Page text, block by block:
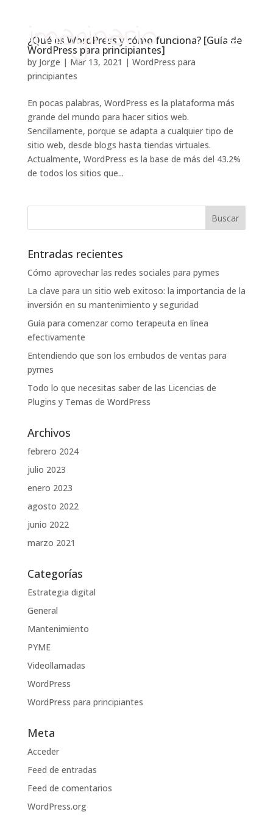
¿Qué es WordPress y cómo funciona? [Guía de
WordPress para principiantes]
by Jorge | Mar 13, 2021 | WordPress para
principiantes
En pocas palabras, WordPress es la plataforma más
grande del mundo para hacer sitios web.
Sencillamente, porque se adapta a cualquier tipo de
sitio web, desde blogs hasta tiendas virtuales.
Actualmente, WordPress es la base de más del 43.2%
de todos los sitios que...
Entradas recientes
Cómo aprovechar las redes sociales para pymes
La clave para un sitio web exitoso: la importancia de la
inversión en su mantenimiento y seguridad
Guía para comenzar como terapeuta en línea
efectivamente
Entendiendo que son los embudos de ventas para
pymes
Todo lo que necesitas saber de las Licencias de
Plugins y Temas de WordPress
Archivos
febrero 2024
julio 2023
enero 2023
agosto 2022
junio 2022
marzo 2021
Categorías
Estrategia digital
General
Mantenimiento
PYME
Videollamadas
WordPress
WordPress para principiantes
Meta
Acceder
Feed de entradas
Feed de comentarios
WordPress.org